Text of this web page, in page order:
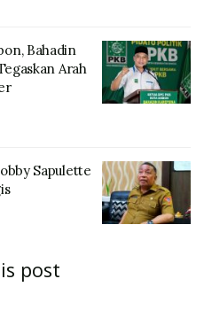
Bahadin
Arah
Sapulette
post